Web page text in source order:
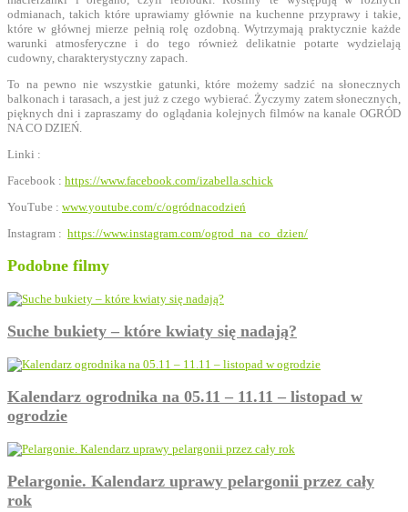
odmianach, takich które uprawiamy głównie na kuchenne przyprawy i takie,
które w głównej mierze pełnią rolę ozdobną. Wytrzymają praktycznie każde
warunki atmosferyczne i do tego również delikatnie potarte wydzielają
cudowny, charakterystyczny zapach.
To na pewno nie wszystkie gatunki, które możemy sadzić na słonecznych
balkonach i tarasach, a jest już z czego wybierać. Życzymy zatem słonecznych,
pięknych dni i zapraszamy do oglądania kolejnych filmów na kanale OGRÓD
NA CO DZIEŃ.
Linki :
Facebook : https://www.facebook.com/izabella.schick
YouTube : www.youtube.com/c/ogródnacodzień
Instagram : https://www.instagram.com/ogrod_na_co_dzien/
Podobne filmy
Suche bukiety – które kwiaty się nadają?
Kalendarz ogrodnika na 05.11 – 11.11 – listopad w
ogrodzie
Pelargonie. Kalendarz uprawy pelargonii przez cały
rok